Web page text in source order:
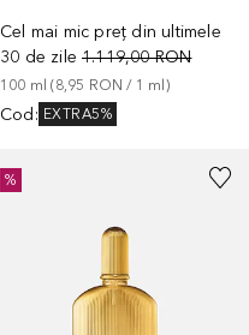
Cel mai mic preț din ultimele
30 de zile 1.119,00 RON
100 ml (8,95 RON / 1 ml)
Cod : EXTRA5%
%